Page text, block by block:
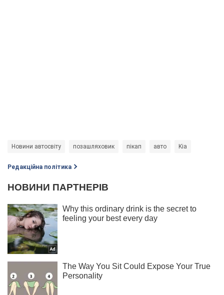
Новини автосвіту позашляховик пікап авто Kia
Редакційна політика